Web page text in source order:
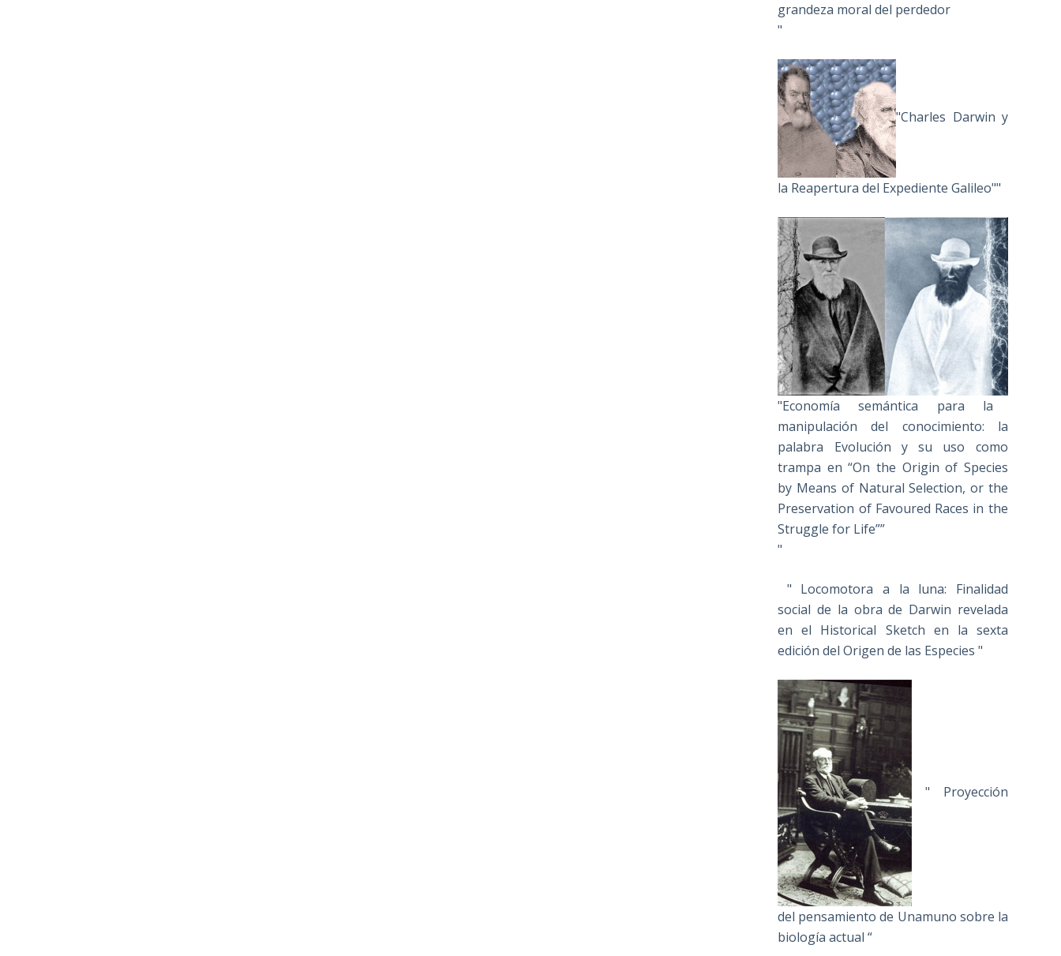
grandeza moral del perdedor
"
"Charles Darwin y
la Reapertura del Expediente Galileo""
"Economía semántica para la
manipulación del conocimiento: la
palabra Evolución y su uso como
trampa en “On the Origin of Species
by Means of Natural Selection, or the
Preservation of Favoured Races in the
Struggle for Life””
"
" Locomotora a la luna: Finalidad
social de la obra de Darwin revelada
en el Historical Sketch en la sexta
edición del Origen de las Especies "
" Proyección
del pensamiento de Unamuno sobre la
biología actual “